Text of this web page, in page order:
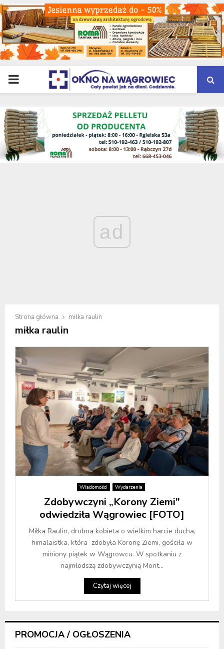
PRIMARY
MENU
ad
Strona główna miłka raulin
miłka raulin
Wiadomości Wydarzenia
Zdobywczyni „Korony Ziemi”
odwiedziła Wągrowiec [FOTO]
Miłka Raulin, drobna kobieta o wielkim harcie ducha,
himalaistka, która zdobyła Koronę Ziemi, gościła w
miniony piątek w Wągrowcu. W spotkaniu z
najmłodszą zdobywczynią Mont...
Czytaj więcej
PROMOCJA / OGŁOSZENIA